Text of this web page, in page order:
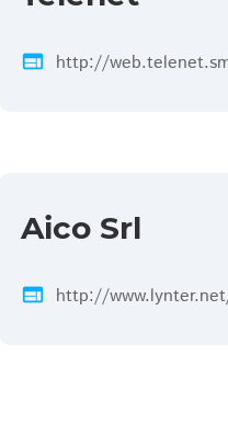
web http://
Aico Srl
web http://